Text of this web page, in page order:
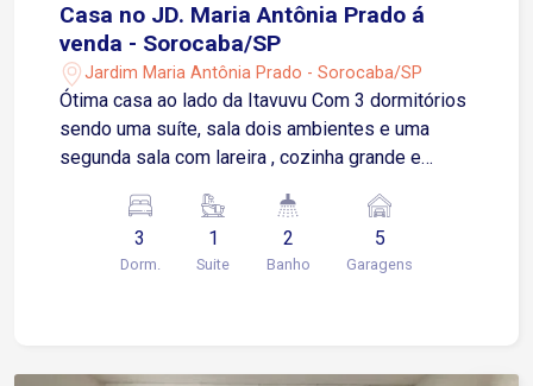
Casa no JD. Maria Antônia Prado á
venda - Sorocaba/SP
Jardim Maria Antônia Prado - Sorocaba/SP
Ótima casa ao lado da Itavuvu Com 3 dormitórios
sendo uma suíte, sala dois ambientes e uma
segunda sala com lareira , cozinha grande e
dormitórios com modulados e cozinha Possuí ar
condicionado na sala de estar e na suíte.
3
Dorm.
1
Suite
2
Banho
5
Garagens